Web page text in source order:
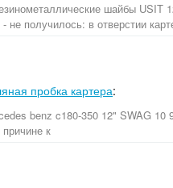
шайбы USIT
получилось: в отверстии
пробка картера:
benz c180-350 12" SWAG 10
к